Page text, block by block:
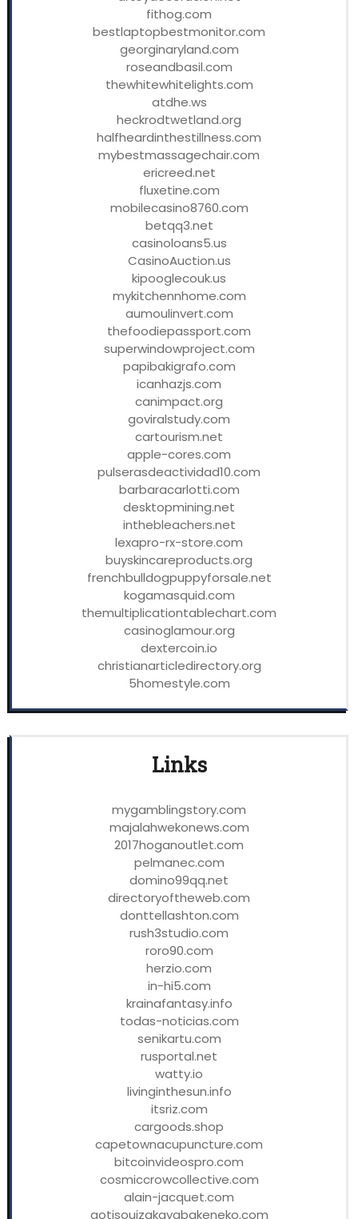
fithog.com
bestlaptopbestmonitor.com
georginaryland.com
roseandbasil.com
thewhitewhitelights.com
atdhe.ws
heckrodtwetland.org
halfheardinthestillness.com
mybestmassagechair.com
ericreed.net
fluxetine.com
mobilecasino8760.com
betqq3.net
casinoloans5.us
CasinoAuction.us
kipooglecouk.us
mykitchennhome.com
aumoulinvert.com
thefoodiepassport.com
superwindowproject.com
papibakigrafo.com
icanhazjs.com
canimpact.org
goviralstudy.com
cartourism.net
apple-cores.com
pulserasdeactividad10.com
barbaracarlotti.com
desktopmining.net
inthebleachers.net
lexapro-rx-store.com
buyskincareproducts.org
frenchbulldogpuppyforsale.net
kogamasquid.com
themultiplicationtablechart.com
casinoglamour.org
dextercoin.io
christianarticledirectory.org
5homestyle.com
Links
mygamblingstory.com
majalahwekonews.com
2017hoganoutlet.com
pelmanec.com
domino99qq.net
directoryoftheweb.com
donttellashton.com
rush3studio.com
roro90.com
herzio.com
in-hi5.com
krainafantasy.info
todas-noticias.com
senikartu.com
rusportal.net
watty.io
livinginthesun.info
itsriz.com
cargoods.shop
capetownacupuncture.com
bitcoinvideospro.com
cosmiccrowcollective.com
alain-jacquet.com
gotisouizakayabakeneko.com